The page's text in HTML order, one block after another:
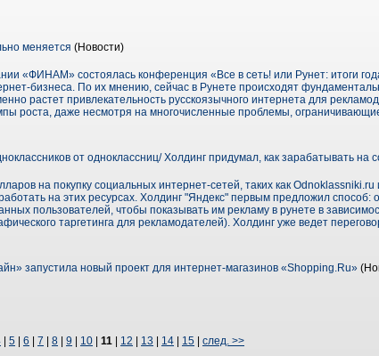
меняется (Новости)
«ФИНАМ» состоялась конференция «Все в сеть! или Рунет: итоги
бизнеса. По их мнению, сейчас в Рунете происходят
растет привлекательность русскоязычного интернета для
роста, даже несмотря на многочисленные проблемы,
от одноклассниц/ Холдинг придумал, как зарабатывать на
на покупку социальных интернет-сетей, таких как
на этих ресурсах. Холдинг "Яндекс" первым предложил способ:
пользователей, чтобы показывать им рекламу в рунете в
таргетинга для рекламодателей). Холдинг уже ведет
запустила новый проект для интернет-магазинов «Shopping.Ru»
5 6 7 8 9 10 11 12 13 14 15 след. >>